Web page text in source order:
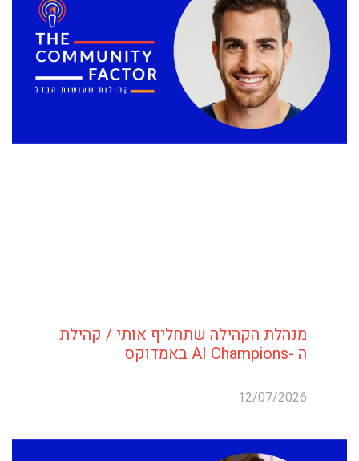
מנהלת הקהילה שתחליף אותי / קהילת
ה -AI Champions באמדוקס
12/07/2026